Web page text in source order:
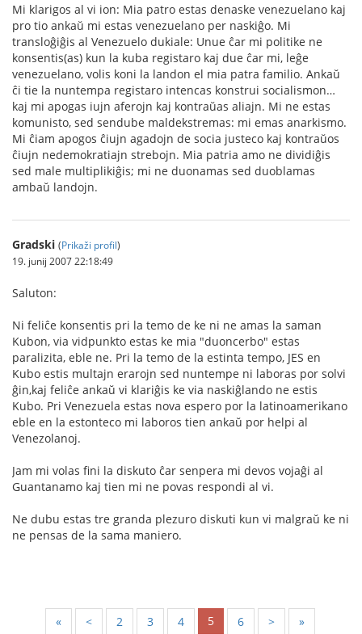
Mi klarigos al vi ion: Mia patro estas denaske venezuelano kaj
pro tio ankaŭ mi estas venezuelano per naskiĝo. Mi
transloĝiĝis al Venezuelo dukiale: Unue ĉar mi politike ne
konsentis(as) kun la kuba registaro kaj due ĉar mi, leĝe
venezuelano, volis koni la landon el mia patra familio. Ankaŭ
ĉi tie la nuntempa registaro intencas konstrui socialismon…
kaj mi apogas iujn aferojn kaj kontraŭas aliajn. Mi ne estas
komunisto, sed sendube maldekstremas: mi emas anarkismo.
Mi ĉiam apogos ĉiujn agadojn de socia justeco kaj kontraŭos
ĉiujn nedemokratiajn strebojn. Mia patria amo ne dividiĝis
sed male multiplikiĝis; mi ne duonamas sed duoblamas
ambaŭ landojn.
Gradski (Prikaži profil)
19. junij 2007 22:18:49
Saluton:
Ni feliĉe konsentis pri la temo de ke ni ne amas la saman
Kubon, via vidpunkto estas ke mia "duoncerbo" estas
paralizita, eble ne. Pri la temo de la estinta tempo, JES en
Kubo estis multajn erarojn sed nuntempe ni laboras por solvi
ĝin,kaj feliĉe ankaŭ vi klariĝis ke via naskiĝlando ne estis
Kubo. Pri Venezuela estas nova espero por la latinoamerikano
eble en la estonteco mi laboros tien ankaŭ por helpi al
Venezolanoj.
Jam mi volas fini la diskuto ĉar senpera mi devos vojaĝi al
Guantanamo kaj tien mi ne povas respondi al vi.
Ne dubu estas tre granda plezuro diskuti kun vi malgraŭ ke ni
ne pensas de la sama maniero.
« < 2 3 4 5 6 > »